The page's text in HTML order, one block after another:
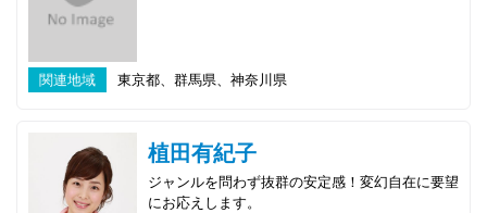
関連地域 東京都、群馬県、神奈川県
植田有紀子
ジャンルを問わず抜群の安定感！変幻自在に要望
にお応えします。